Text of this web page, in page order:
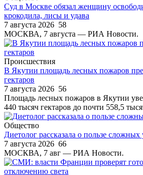
Суд в Москве обязал женщину
крокодила, лисы и удава
7 августа 2026 58
МОСКВА, 7 августа — РИА Новости.
Происшествия
В Якутии площадь лесных пожаров
гектаров
7 августа 2026 56
Площадь лесных пожаров в Якутии
440 тысяч гектаров до почти 558,5
Общество
Диетолог рассказала о пользе сложных
7 августа 2026 66
МОСКВА, 7 авг — РИА Новости.